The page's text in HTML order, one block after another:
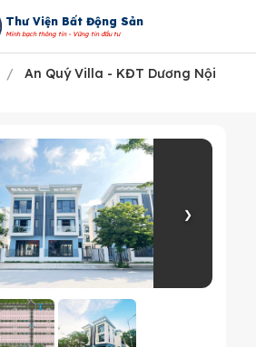
Thư Viện Bất Động Sản
Minh bạch thông tin - Vững tin đầu tư
/ An Quý Villa - KĐT Dương Nội
❯